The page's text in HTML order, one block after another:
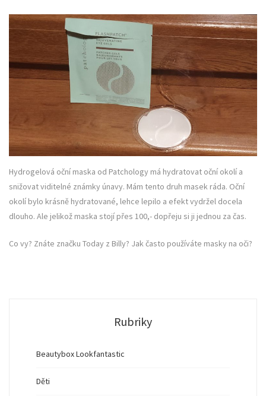
Hydrogelová oční maska od Patchology má hydratovat oční okolí a
snižovat viditelné známky únavy. Mám tento druh masek ráda. Oční
okolí bylo krásně hydratované, lehce lepilo a efekt vydržel docela
dlouho. Ale jelikož maska stojí přes 100,- dopřeju si ji jednou za čas.
Co vy? Znáte značku Today z Billy? Jak často používáte masky na oči?
Rubriky
Beautybox Lookfantastic
Děti